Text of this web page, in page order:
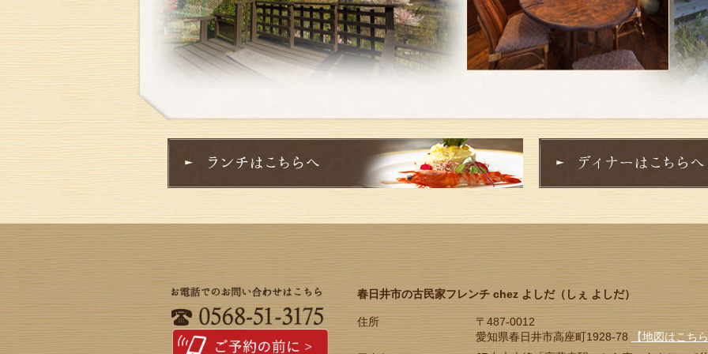
春日井市の古民家フレンチ chez よしだ（しぇ よしだ）
住所
〒487-0012
愛知県春日井市高座町1928-78【地図はこち